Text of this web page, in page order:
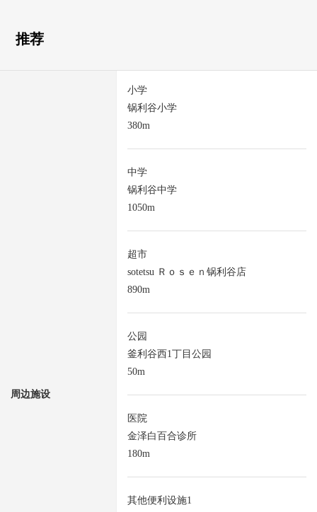
推荐
周边施设
小学
锅利谷小学
380m
中学
锅利谷中学
1050m
超市
sotetsu Ｒｏｓｅｎ锅利谷店
890m
公园
釜利谷西1丁目公园
50m
医院
金泽白百合诊所
180m
其他便利设施1